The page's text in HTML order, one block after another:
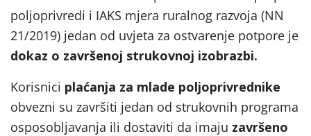
poljoprivredi i IAKS mjera ruralnog razvoja (NN
21/2019) jedan od uvjeta za ostvarenje potpore je
dokaz o završenoj strukovnoj izobrazbi.
Korisnici plaćanja za mlade poljoprivrednike
obvezni su završiti jedan od strukovnih programa
osposobljavanja ili dostaviti da imaju završeno